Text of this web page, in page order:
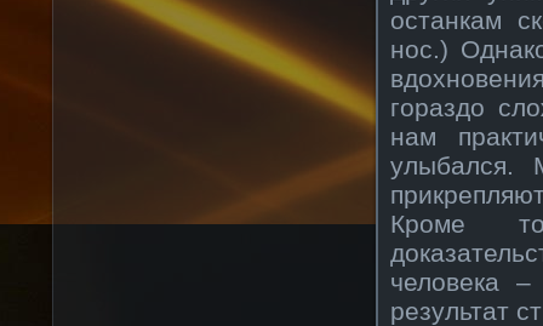
останкам
нос.)
гораздо
нам
улыбался.
Кроме
человека
результат